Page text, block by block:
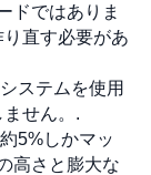
ドではありま
直す必要があ
ステムを使用
せん。.
5%しかマッ
高さと膨大な